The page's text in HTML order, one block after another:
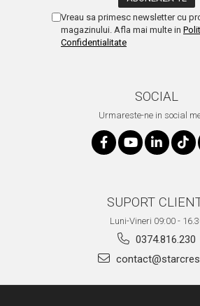
Vreau sa primesc newsletter cu
magazinului. Afla mai multe in
Confidentialitate
SOCIAL
Urmareste-ne in social
SUPORT
Luni-Vineri 09:00 -
0374.816.230